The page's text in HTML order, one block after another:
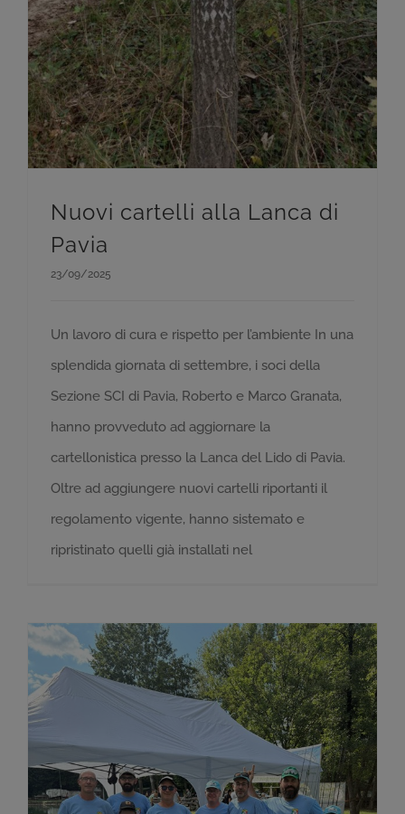
Nuovi cartelli alla Lanca di
Pavia
23/09/2025
Un lavoro di cura e rispetto per l’ambiente In una
splendida giornata di settembre, i soci della
Sezione SCI di Pavia, Roberto e Marco Granata,
hanno provveduto ad aggiornare la
cartellonistica presso la Lanca del Lido di Pavia.
Oltre ad aggiungere nuovi cartelli riportanti il
regolamento vigente, hanno sistemato e
ripristinato quelli già installati nel